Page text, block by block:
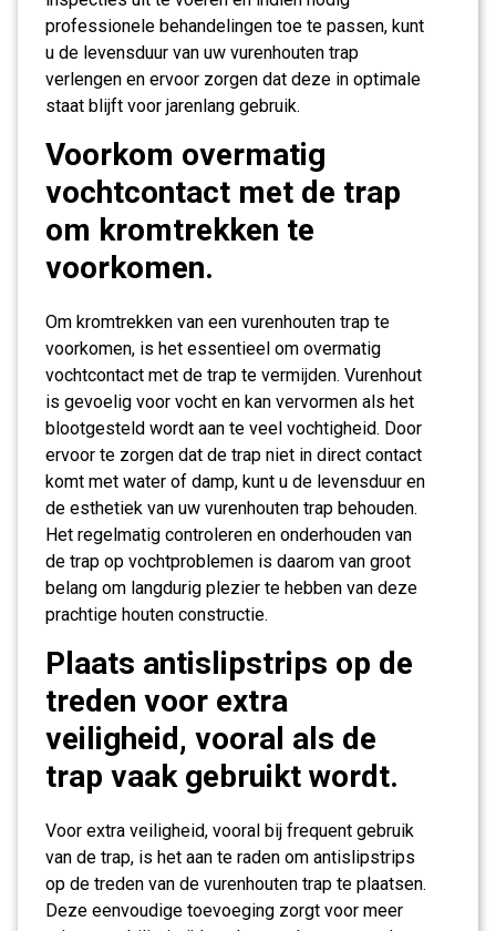
professionele behandelingen toe te passen, kunt
u de levensduur van uw vurenhouten trap
verlengen en ervoor zorgen dat deze in optimale
staat blijft voor jarenlang gebruik.
Voorkom overmatig
vochtcontact met de trap
om kromtrekken te
voorkomen.
Om kromtrekken van een vurenhouten trap te
voorkomen, is het essentieel om overmatig
vochtcontact met de trap te vermijden. Vurenhout
is gevoelig voor vocht en kan vervormen als het
blootgesteld wordt aan te veel vochtigheid. Door
ervoor te zorgen dat de trap niet in direct contact
komt met water of damp, kunt u de levensduur en
de esthetiek van uw vurenhouten trap behouden.
Het regelmatig controleren en onderhouden van
de trap op vochtproblemen is daarom van groot
belang om langdurig plezier te hebben van deze
prachtige houten constructie.
Plaats antislipstrips op de
treden voor extra
veiligheid, vooral als de
trap vaak gebruikt wordt.
Voor extra veiligheid, vooral bij frequent gebruik
van de trap, is het aan te raden om antislipstrips
op de treden van de vurenhouten trap te plaatsen.
Deze eenvoudige toevoeging zorgt voor meer